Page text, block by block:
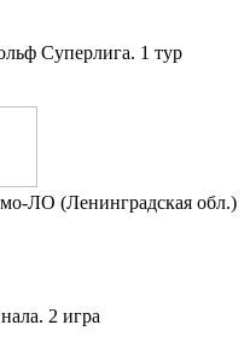
Суперлига. 1 тур
ЛО (Ленинградская обл.)
2 игра